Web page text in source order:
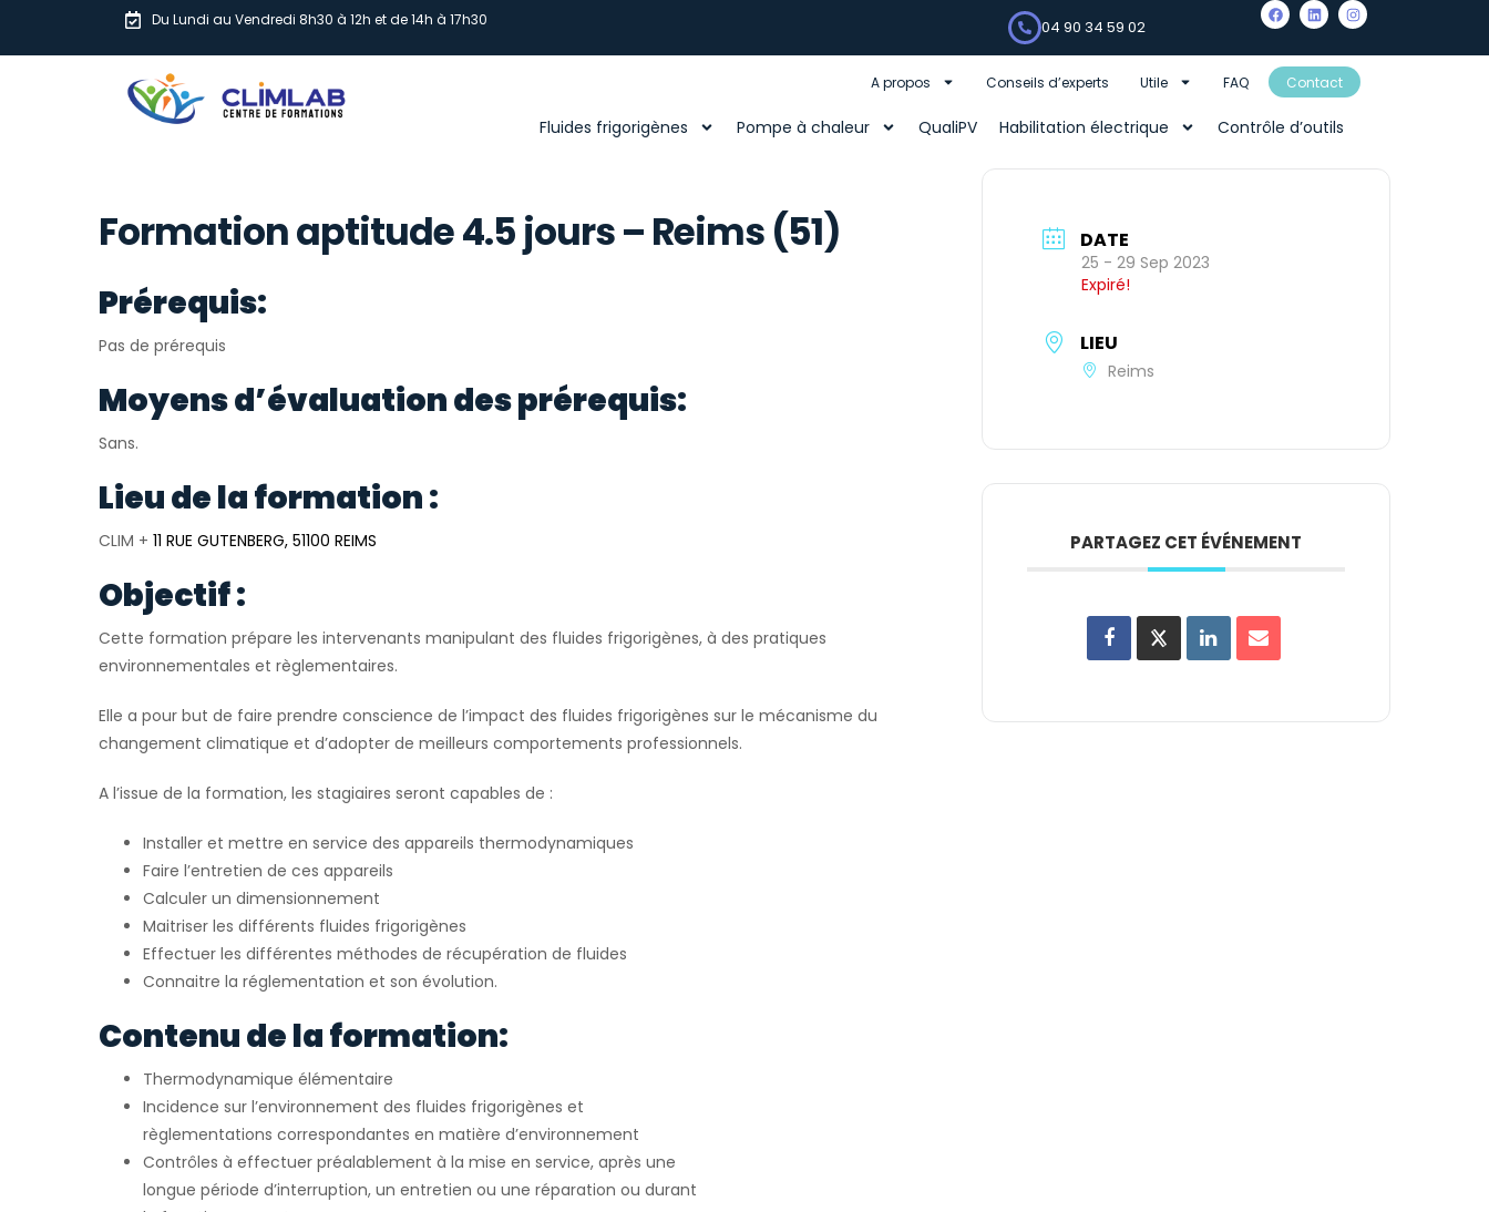
Du Lundi au Vendredi 8h30 à 12h et de 14h à 17h30 04 90 34 59 02
A propos Conseils d’experts Utile FAQ Contact
Fluides frigorigènes Pompe à chaleur QualiPV Habilitation électrique Contrôle d’outils
Formation aptitude 4.5 jours – Reims (51)
Prérequis:
Pas de prérequis
Moyens d’évaluation des prérequis:
Sans.
Lieu de la formation :
CLIM + 11 RUE GUTENBERG, 51100 REIMS
Objectif :
Cette formation prépare les intervenants manipulant des fluides frigorigènes, à des pratiques
environnementales et règlementaires.
Elle a pour but de faire prendre conscience de l’impact des fluides frigorigènes sur le mécanisme du
changement climatique et d’adopter de meilleurs comportements professionnels.
A l’issue de la formation, les stagiaires seront capables de :
Installer et mettre en service des appareils thermodynamiques
Faire l’entretien de ces appareils
Calculer un dimensionnement
Maitriser les différents fluides frigorigènes
Effectuer les différentes méthodes de récupération de fluides
Connaitre la réglementation et son évolution.
Contenu de la formation:
Thermodynamique élémentaire
Incidence sur l’environnement des fluides frigorigènes et
règlementations correspondantes en matière d’environnement
Contrôles à effectuer préalablement à la mise en service, après une
longue période d’interruption, un entretien ou une réparation ou durant
DATE
25 - 29 Sep 2023
Expiré!
LIEU
Reims
PARTAGEZ CET ÉVÉNEMENT